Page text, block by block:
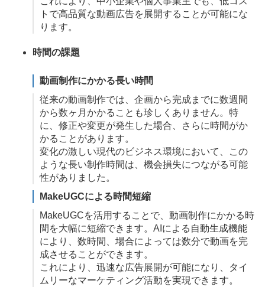
トで高品質な動画広告を展開することが可能にな
ります。
時間の課題
動画制作にかかる長い時間
従来の動画制作では、企画から完成までに数週間
から数ヶ月かかることも珍しくありません。特
に、修正や変更が発生した場合、さらに時間がか
かることがあります。
変化の激しい現代のビジネス環境において、この
ような長い制作時間は、機会損失につながる可能
性がありました。
MakeUGCによる時間短縮
MakeUGCを活用することで、動画制作にかかる時
間を大幅に短縮できます。AIによる自動生成機能
により、数時間、場合によっては数分で動画を完
成させることができます。
これにより、迅速な広告展開が可能になり、タイ
ムリーなマーケティング活動を実現できます。